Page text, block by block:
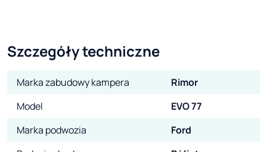
Szczegóły techniczne
Marka zabudowy kampera
Rimor
Model
EVO 77
Marka podwozia
Ford